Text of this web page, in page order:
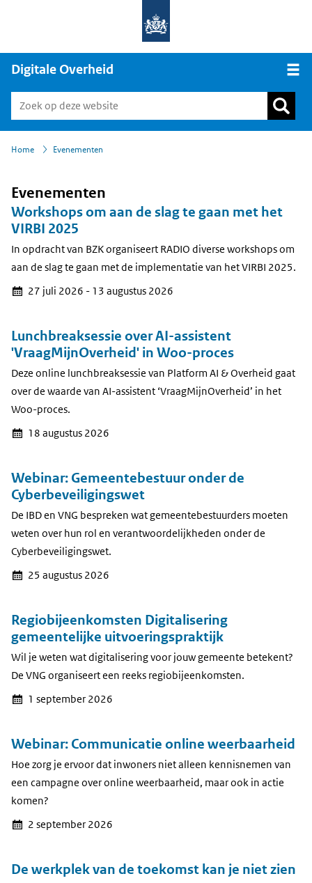
Digitale Overheid
Home
› Evenementen
Evenementen
Workshops om aan de slag te gaan met het
VIRBI 2025
In opdracht van BZK organiseert RADIO diverse workshops om
aan de slag te gaan met de implementatie van het VIRBI 2025.
27 juli 2026 - 13 augustus 2026
Lunchbreaksessie over AI-assistent
'VraagMijnOverheid' in Woo-proces
Deze online lunchbreaksessie van Platform AI & Overheid gaat
over de waarde van AI-assistent ‘VraagMijnOverheid’ in het
Woo-proces.
18 augustus 2026
Webinar: Gemeentebestuur onder de
Cyberbeveiligingswet
De IBD en VNG bespreken wat gemeentebestuurders moeten
weten over hun rol en verantwoordelijkheden onder de
Cyberbeveiligingswet.
25 augustus 2026
Regiobijeenkomsten Digitalisering
gemeentelijke uitvoeringspraktijk
Wil je weten wat digitalisering voor jouw gemeente betekent?
De VNG organiseert een reeks regiobijeenkomsten.
1 september 2026
Webinar: Communicatie online weerbaarheid
Hoe zorg je ervoor dat inwoners niet alleen kennisnemen van
een campagne over online weerbaarheid, maar ook in actie
komen?
2 september 2026
De werkplek van de toekomst kan je niet zien